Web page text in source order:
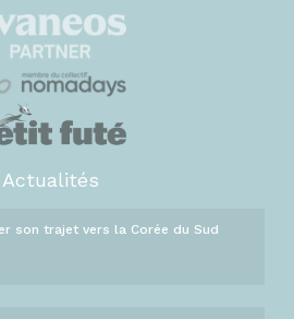
Actualités
son trajet vers la Corée du Sud